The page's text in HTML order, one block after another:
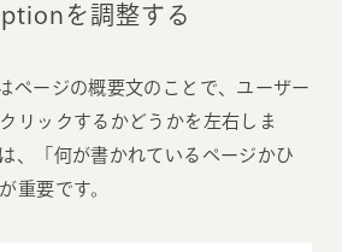
を調整する
ページの概要文のことで、ユーザー
リックするかどうかを左右しま
、「何が書かれているページかひ
重要です。